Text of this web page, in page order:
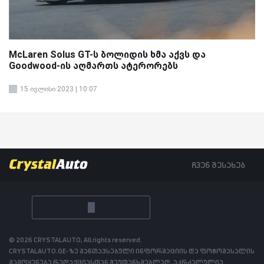
McLaren Solus GT-ს ბოლიდის ხმა აქვს და
Goodwood-ის აღმართს ატერორებს
15 ივლისი 2023 | 10:07
ჩვენ შესახებ
© 2026 CRYSTALAUTO, All rights reserved.
CRYSTALAUTO.GE-ზე განთავსებული ინფორმაციის და ფოტომასალის
გამოყენება რედაქციასთან შეუთანხმებლად, აკრძალულია.